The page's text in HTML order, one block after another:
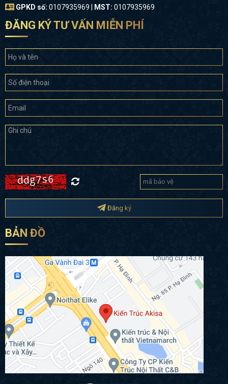
GPKD số: 0107935969 | MST: 0107935969
ĐĂNG KÝ TƯ VẤN MIỄN PHÍ
Đăng ký
BẢN ĐỒ